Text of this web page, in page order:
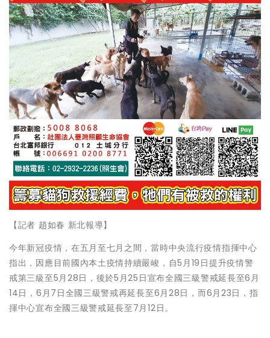
【記者 趙如春 新北報導】
今年新冠疫情，在五月至七月之間，當時中央流行疫情指揮中心
指出，因應目前國內本土疫情持續嚴峻，自5月19日提升疫情警
戒第三級至5月28日，後於5月25日宣布全國三級警戒延長至6月
14日，6月7日全國三級警戒再延長至6月28日，而6月23日，指
揮中心宣布全國三級警戒延長至7月12日。